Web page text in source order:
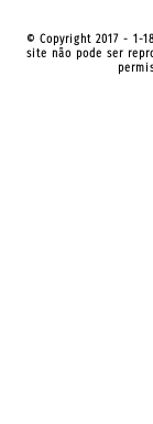
© Copyright 2017 - 1-
site não pode ser